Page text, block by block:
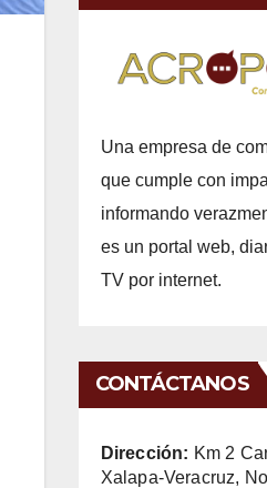
Una empresa de
que cumple con
informando
es un portal web,
TV por internet.
CONTÁCTANOS
Dirección: Km 2
Xalapa-Veracruz,